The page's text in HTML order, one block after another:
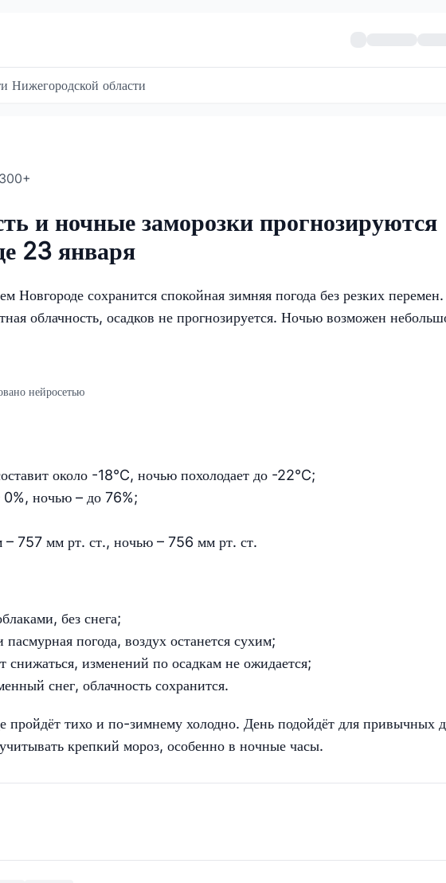
Нижегородской области
0+
и ночные заморозки прогнозируются
23 января
сохранится спокойная зимняя погода без резких
облачность, осадков не прогнозируется. Ночью возможен
нейросетью
около -18°C, ночью похолодает до -22°C;
0%, ночью – до 76%;
– 757 мм рт. ст., ночью – 756 мм рт. ст.
без снега;
погода, воздух останется сухим;
снижаться, изменений по осадкам не ожидается;
снег, облачность сохранится.
тихо и по-зимнему холодно. День подойдёт для привычных
крепкий мороз, особенно в ночные часы.